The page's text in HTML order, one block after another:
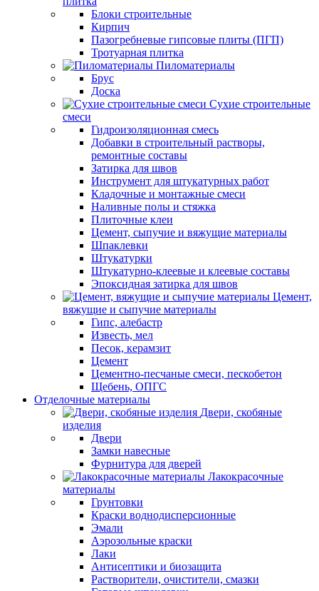
Блоки строительные
Кирпич
Пазогребневые гипсовые плиты (ПГП)
Тротуарная плитка
Пиломатериалы
Брус
Доска
Сухие строительные
смеси
Гидроизоляционная смесь
Добавки в строительный растворы,
ремонтные составы
Затирка для швов
Инструмент для штукатурных работ
Кладочные и монтажные смеси
Наливные полы и стяжка
Плиточные клеи
Цемент, сыпучие и вяжущие материалы
Шпаклевки
Штукатурки
Штукатурно-клеевые и клеевые составы
Эпоксидная затирка для швов
Цемент,
вяжущие и сыпучие материалы
Гипс, алебастр
Известь, мел
Песок, керамзит
Цемент
Цементно-песчаные смеси, пескобетон
Щебень, ОПГС
Отделочные материалы
Двери, скобяные
изделия
Двери
Замки навесные
Фурнитура для дверей
Лакокрасочные
материалы
Грунтовки
Краски воднодисперсионные
Эмали
Аэрозольные краски
Лаки
Антисептики и биозащита
Растворители, очистители, смазки